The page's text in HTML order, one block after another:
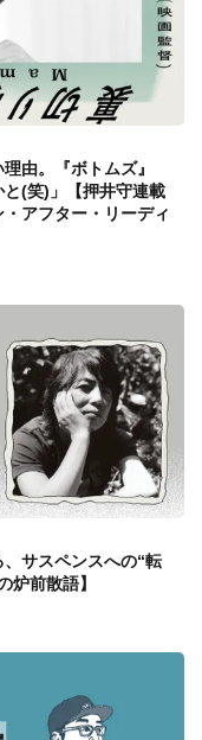
由。『ボトムズ』
(笑)」【押井守連載
アフター・リーディ
サスペンスへの“転
炉前散語】